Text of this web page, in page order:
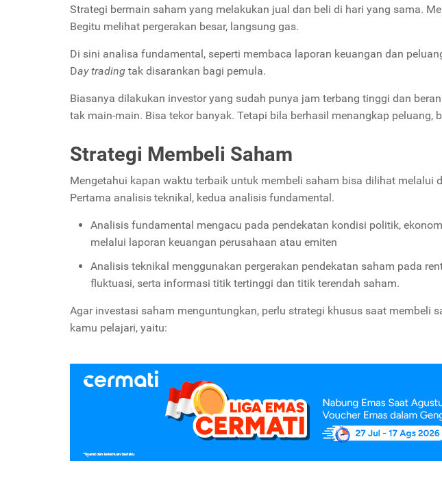
Strategi bermain saham yang melakukan jual dan beli di hari yang sama.
Begitu melihat pergerakan besar, langsung gas.
Di sini analisa fundamental, seperti membaca laporan keuangan dan
Day trading tak disarankan bagi pemula.
Biasanya dilakukan investor yang sudah punya jam terbang tinggi dan
tak main-main. Bisa tekor banyak. Tetapi bila berhasil menangkap peluang,
Strategi Membeli Saham
Mengetahui kapan waktu terbaik untuk membeli saham bisa dilihat melalui
Pertama analisis teknikal, kedua analisis fundamental.
Analisis fundamental mengacu pada pendekatan kondisi politik,
melalui laporan keuangan perusahaan atau emiten
Analisis teknikal menggunakan pergerakan pendekatan saham pada
fluktuasi, serta informasi titik tertinggi dan titik terendah saham.
Agar investasi saham menguntungkan, perlu strategi khusus saat membeli
kamu pelajari, yaitu: